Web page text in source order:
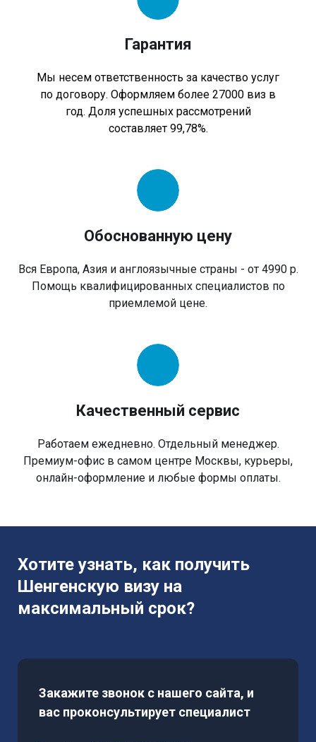
Гарантия
Мы несем ответственность за качество услуг
по договору. Оформляем более 27000 виз в
год. Доля успешных рассмотрений
составляет 99,78%.
Обоснованную цену
Вся Европа, Азия и англоязычные страны - от 4990 р.
Помощь квалифицированных специалистов по
приемлемой цене.
Качественный сервис
Работаем ежедневно. Отдельный менеджер.
Премиум-офис в самом центре Москвы, курьеры,
онлайн-оформление и любые формы оплаты.
Хотите узнать, как получить
Шенгенскую визу на
максимальный срок?
Закажите звонок с нашего сайта, и
вас проконсультирует специалист